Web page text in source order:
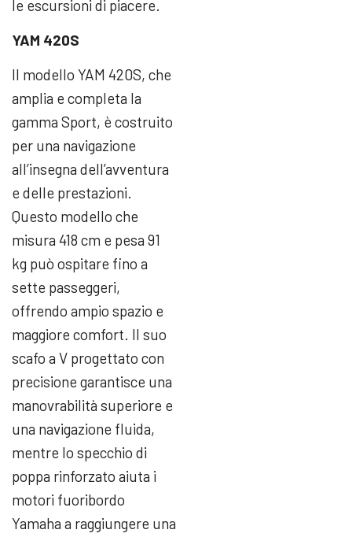
le escursioni di piacere.
YAM 420S
Il modello YAM 420S, che
amplia e completa la
gamma Sport, è costruito
per una navigazione
all’insegna dell’avventura
e delle prestazioni.
Questo modello che
misura 418 cm e pesa 91
kg può ospitare fino a
sette passeggeri,
offrendo ampio spazio e
maggiore comfort. Il suo
scafo a V progettato con
precisione garantisce una
manovrabilità superiore e
una navigazione fluida,
mentre lo specchio di
poppa rinforzato aiuta i
motori fuoribordo
Yamaha a raggiungere una